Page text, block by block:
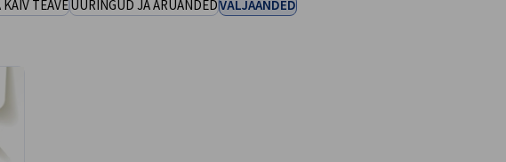
TEAVEUURINGUD JA ARUANDEDVÄLJAANDED